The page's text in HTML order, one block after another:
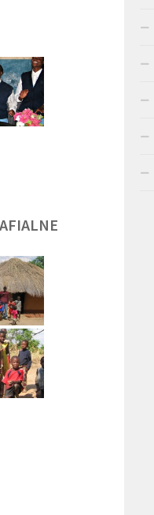
ŚLADAMI BEYZYMA
BR. JERZY
ZADWÓRNY SJ